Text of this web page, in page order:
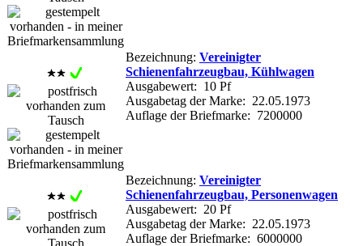
Bezeichnung: Vereinigter
Schienenfahrzeugbau, Kühlwagen
Ausgabewert: 10 Pf
Ausgabetag der Marke: 22.05.1973
Auflage der Briefmarke: 7200000
Bezeichnung: Vereinigter
Schienenfahrzeugbau, Personenwagen
Ausgabewert: 20 Pf
Ausgabetag der Marke: 22.05.1973
Auflage der Briefmarke: 6000000